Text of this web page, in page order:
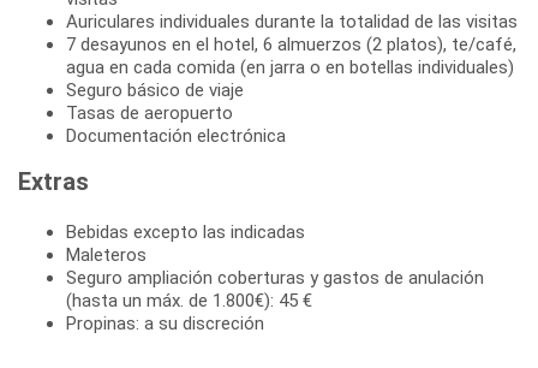
Auriculares individuales durante la totalidad de las visitas
7 desayunos en el hotel, 6 almuerzos (2 platos), te/café,
agua en cada comida (en jarra o en botellas individuales)
Seguro básico de viaje
Tasas de aeropuerto
Documentación electrónica
Extras
Bebidas excepto las indicadas
Maleteros
Seguro ampliación coberturas y gastos de anulación
(hasta un máx. de 1.800€): 45 €
Propinas: a su discreción